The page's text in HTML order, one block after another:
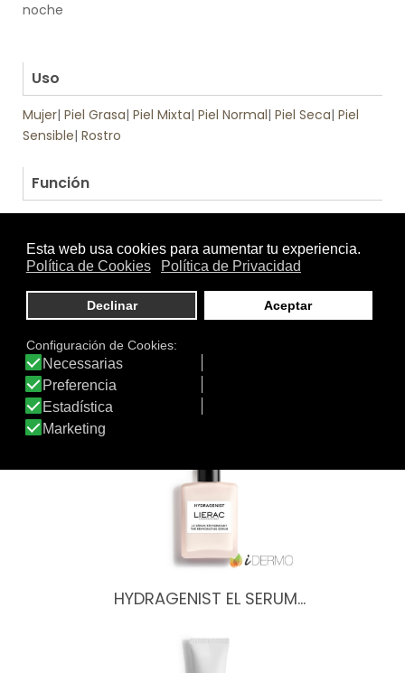
noche
Uso
Mujer| Piel Grasa| Piel Mixta| Piel Normal| Piel Seca| Piel
Sensible| Rostro
Función
Textura
Tratamiento
de:
Otros productos de Lierac
HYDRAGENIST EL SERUM…